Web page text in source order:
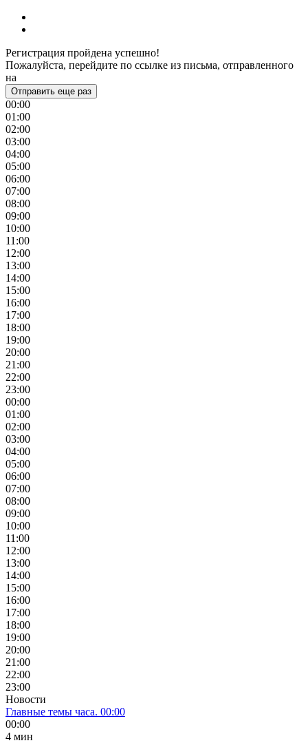
Регистрация пройдена успешно!
Пожалуйста, перейдите по ссылке из письма, отправленного
на
Отправить еще раз
00:00
01:00
02:00
03:00
04:00
05:00
06:00
07:00
08:00
09:00
10:00
11:00
12:00
13:00
14:00
15:00
16:00
17:00
18:00
19:00
20:00
21:00
22:00
23:00
00:00
01:00
02:00
03:00
04:00
05:00
06:00
07:00
08:00
09:00
10:00
11:00
12:00
13:00
14:00
15:00
16:00
17:00
18:00
19:00
20:00
21:00
22:00
23:00
Новости
Главные темы часа. 00:00
00:00
4 мин